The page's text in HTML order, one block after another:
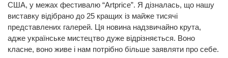
США, у межах фестивалю “Artprice”. Я дізналась, що нашу
виставку відібрано до 25 кращих із майже тисячі
представлених галерей. Ця новина надзвичайно крута,
адже українське мистецтво дуже відрізняється. Воно
класне, воно живе і нам потрібно більше заявляти про себе.